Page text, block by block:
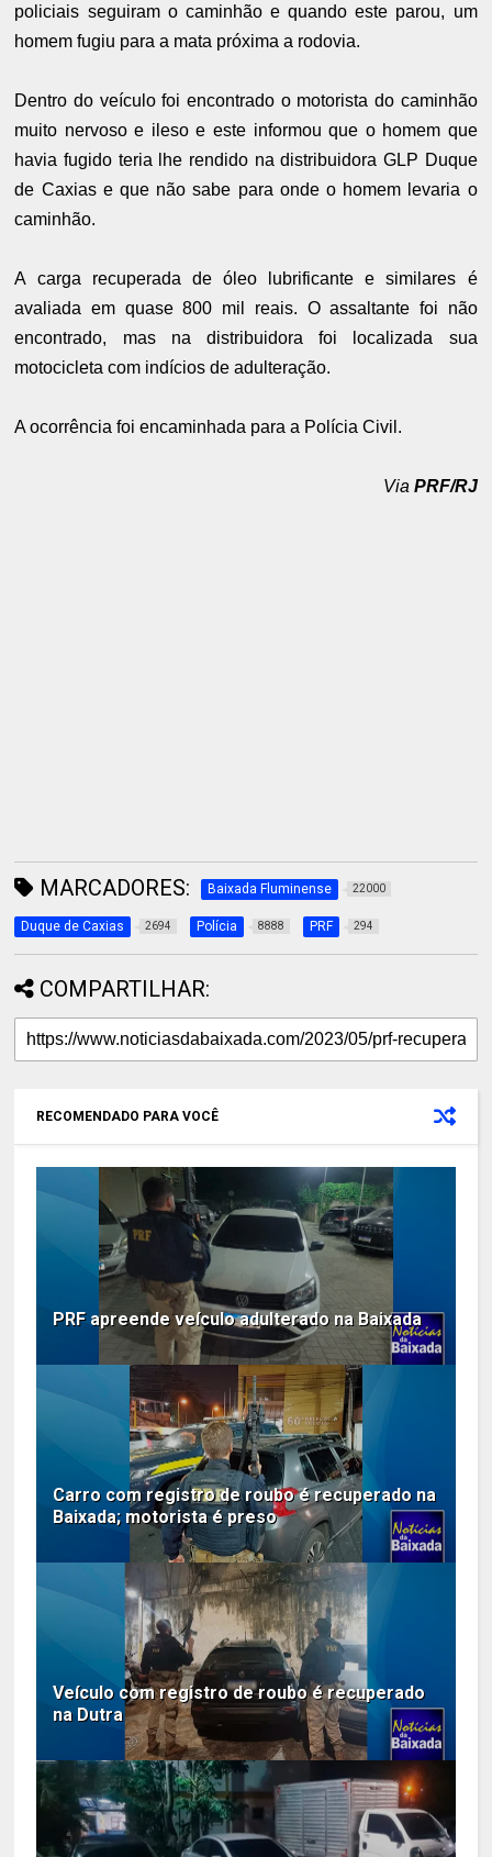
policiais seguiram o caminhão e quando este parou, um
homem fugiu para a mata próxima a rodovia.
Dentro do veículo foi encontrado o motorista do caminhão
muito nervoso e ileso e este informou que o homem que
havia fugido teria lhe rendido na distribuidora GLP Duque
de Caxias e que não sabe para onde o homem levaria o
caminhão.
A carga recuperada de óleo lubrificante e similares é
avaliada em quase 800 mil reais. O assaltante foi não
encontrado, mas na distribuidora foi localizada sua
motocicleta com indícios de adulteração.
A ocorrência foi encaminhada para a Polícia Civil.
Via PRF/RJ
MARCADORES: Baixada Fluminense 22000
Duque de Caxias 2694 Polícia 8888 PRF 294
COMPARTILHAR:
RECOMENDADO PARA VOCÊ
PRF apreende veículo adulterado na Baixada
Carro com registro de roubo é recuperado na
Baixada; motorista é preso
Veículo com registro de roubo é recuperado
na Dutra